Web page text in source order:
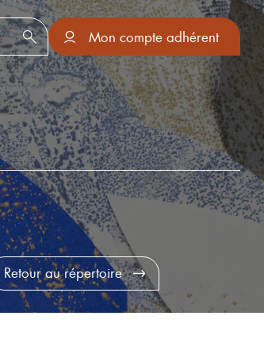
Mon compte adhérent
Retour au répertoire